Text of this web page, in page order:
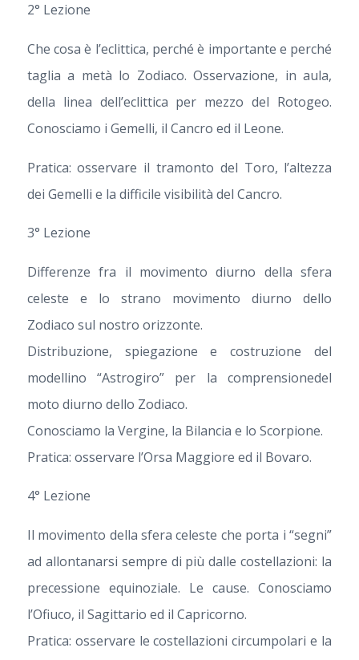
2° Lezione
Che cosa è l’eclittica, perché è importante e perché
taglia a metà lo Zodiaco. Osservazione, in aula,
della linea dell’eclittica per mezzo del Rotogeo.
Conosciamo i Gemelli, il Cancro ed il Leone.
Pratica: osservare il tramonto del Toro, l’altezza
dei Gemelli e la difficile visibilità del Cancro.
3° Lezione
Differenze fra il movimento diurno della sfera
celeste e lo strano movimento diurno dello
Zodiaco sul nostro orizzonte.
Distribuzione, spiegazione e costruzione del
modellino “Astrogiro” per la comprensionedel
moto diurno dello Zodiaco.
Conosciamo la Vergine, la Bilancia e lo Scorpione.
Pratica: osservare l’Orsa Maggiore ed il Bovaro.
4° Lezione
Il movimento della sfera celeste che porta i “segni”
ad allontanarsi sempre di più dalle costellazioni: la
precessione equinoziale. Le cause. Conosciamo
l’Ofiuco, il Sagittario ed il Capricorno.
Pratica: osservare le costellazioni circumpolari e la